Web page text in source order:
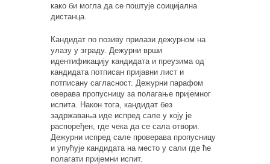
како би могла да се поштује соицијална
дистанца.
Кандидат по позиву прилази дежурном на
улазу у зграду. Дежурни врши
идентификацију кандидата и преузима од
кандидата потписан пријавни лист и
потписану сагласност. Дежурни парафом
оверава пропусницу за полагање пријемног
испита. Након тога, кандидат без
задржавања иде испред сале у коју је
распоређен, где чека да се сала отвори.
Дежурни испред сале проверава пропусницу
и упућује кандидата на место у сали где ће
полагати пријемни испит.